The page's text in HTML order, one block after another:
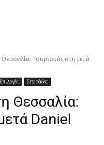
Τουρισμός στη μετά
Επιλογές Σποράδες
Θεσσαλία:
Daniel